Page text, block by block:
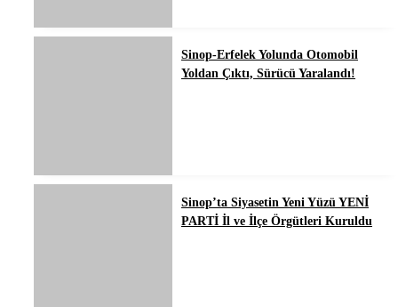
Sinop-Erfelek Yolunda Otomobil
Yoldan Çıktı, Sürücü Yaralandı!
Sinop’ta Siyasetin Yeni Yüzü YENİ
PARTİ İl ve İlçe Örgütleri Kuruldu